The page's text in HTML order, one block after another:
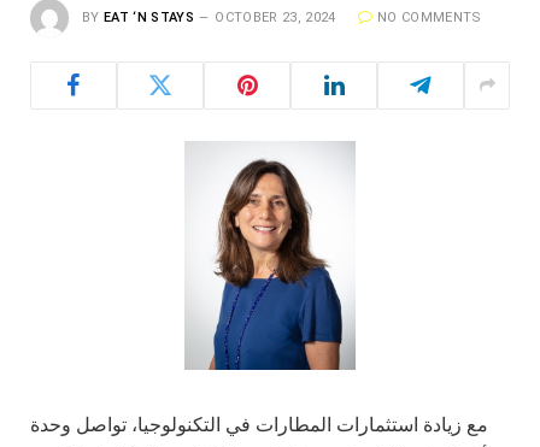
BY EAT ‘N STAYS OCTOBER 23, 2024 NO COMMENTS
مع زيادة استثمارات المطارات في التكنولوجيا، تواصل وحدة